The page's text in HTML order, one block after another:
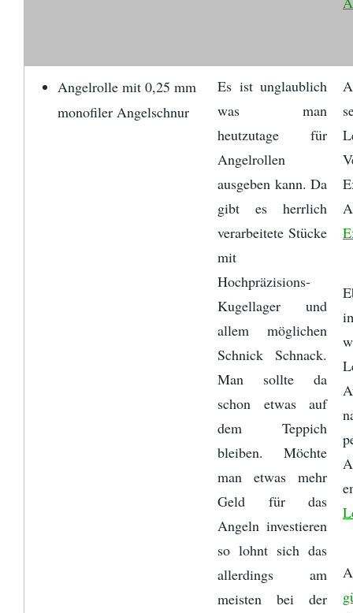
Angelrolle mit 0,25 mm
monofiler Angelschnur
Es ist unglaublich
was man
heutzutage für
Angelrollen
ausgeben kann. Da
gibt es herrlich
verarbeitete Stücke
mit
Hochpräzisions-
Kugellager und
allem möglichen
Schnick Schnack.
Man sollte da
schon etwas auf
dem Teppich
bleiben. Möchte
man etwas mehr
Geld für das
Angeln investieren
so lohnt sich das
allerdings am
meisten bei der